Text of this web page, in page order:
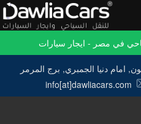
في مصر - ايجار سيارات
امام دنيا الجمبري, برج المرمر
info[at]dawliacars.com